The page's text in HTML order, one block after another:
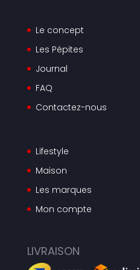
Le concept
Les Pépites
Journal
FAQ
Contactez-nous
Lifestyle
Maison
Les marques
Mon compte
LIVRAISON